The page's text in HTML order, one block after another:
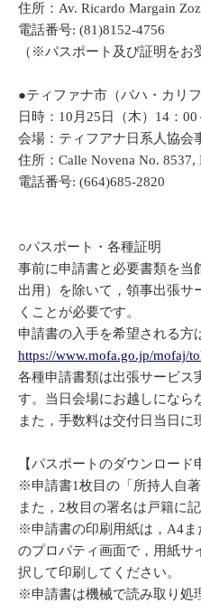
住所：Av. Ricardo Margain
電話番号: (81)8152-4756
（※パスポート及び証明をお
●ティファナ市（バハ・カリフ
日時：10月25日（木）14：
会場：ティフアナ日系人協会
住所：Calle Novena No. 8537,
電話番号: (664)685-2820
○パスポート・各種証明
事前に申請書と必要書類を当
出用）を除いて，領事出張サ
くことが必要です。
申請書の入手を希望される方
https://www.mofa.go.jp/mofaj/
各種申請書類は出張サービス
す。当日会場にお越しになら
また，手数料は交付日当日に
【パスポートのダウンロード
※申請書1枚目の「所持人自
また，2枚目の署名は戸籍に
※申請書の印刷用紙は，A4ま
のプロパティ画面で，用紙サ
択して印刷してください。
※申請書は機械で読み取り処